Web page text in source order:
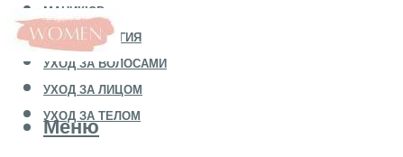
МАНИКЮР
КОСМЕТОЛОГИЯ
УХОД ЗА ВОЛОСАМИ
УХОД ЗА ЛИЦОМ
УХОД ЗА ТЕЛОМ
Меню